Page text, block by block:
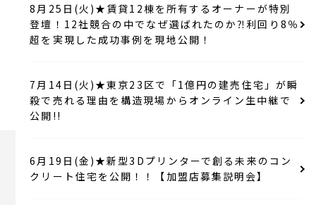
加盟店募集
個別相談はこちら
加盟店⼀覧
8月25日(火)★賃貸12棟を所有するオーナーが特別
登壇！12社競合の中でなぜ選ばれたのか⁈利回り8％
超を実現した成功事例を現地公開！
7月14日(火)★東京23区で「1億円の建売住宅」が瞬
殺で売れる理由を構造現場からオンライン生中継で
公開!!
6月19日(金)★新型3Dプリンターで創る未来のコン
クリート住宅を公開！！【加盟店募集説明会】